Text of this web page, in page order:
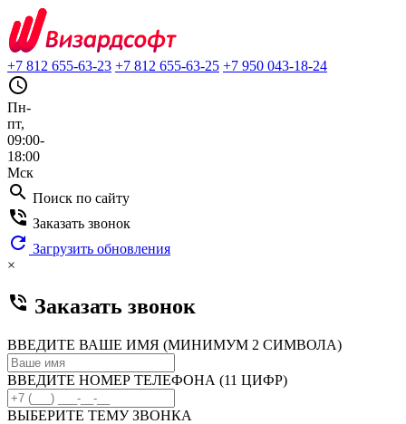
+7 812 655-63-23 +7 812 655-63-25 +7 950 043-18-24
query_builder
Пн-
пт,
09:00-
18:00
Мск
search Поиск по сайту
phone_in_talk Заказать звонок
refresh Загрузить обновления
×
phone_in_talk Заказать звонок
ВВЕДИТЕ ВАШЕ ИМЯ (МИНИМУМ 2 СИМВОЛА)
ВВЕДИТЕ НОМЕР ТЕЛЕФОНА (11 ЦИФР)
ВЫБЕРИТЕ ТЕМУ ЗВОНКА